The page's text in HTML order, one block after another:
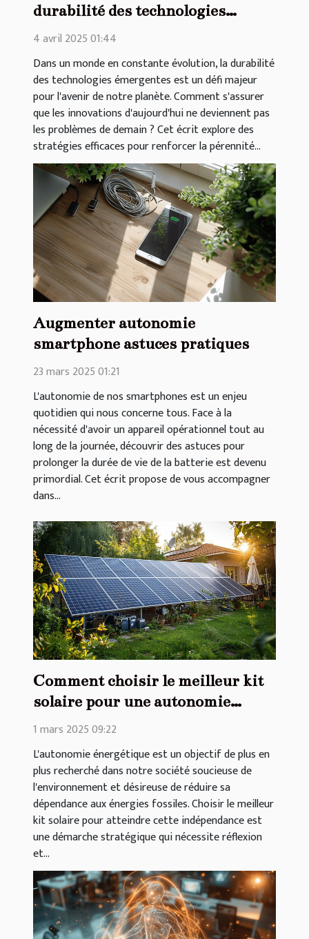
durabilité des technologies
émergentes
4 avril 2025 01:44
Dans un monde en constante évolution, la durabilité
des technologies émergentes est un défi majeur
pour l'avenir de notre planète. Comment s'assurer
que les innovations d'aujourd'hui ne deviennent pas
les problèmes de demain ? Cet écrit explore des
stratégies efficaces pour renforcer la pérennité...
Augmenter autonomie
smartphone astuces pratiques
23 mars 2025 01:21
L'autonomie de nos smartphones est un enjeu
quotidien qui nous concerne tous. Face à la
nécessité d'avoir un appareil opérationnel tout au
long de la journée, découvrir des astuces pour
prolonger la durée de vie de la batterie est devenu
primordial. Cet écrit propose de vous accompagner
dans...
Comment choisir le meilleur kit
solaire pour une autonomie
énergétique
1 mars 2025 09:22
L'autonomie énergétique est un objectif de plus en
plus recherché dans notre société soucieuse de
l'environnement et désireuse de réduire sa
dépendance aux énergies fossiles. Choisir le meilleur
kit solaire pour atteindre cette indépendance est
une démarche stratégique qui nécessite réflexion
et...